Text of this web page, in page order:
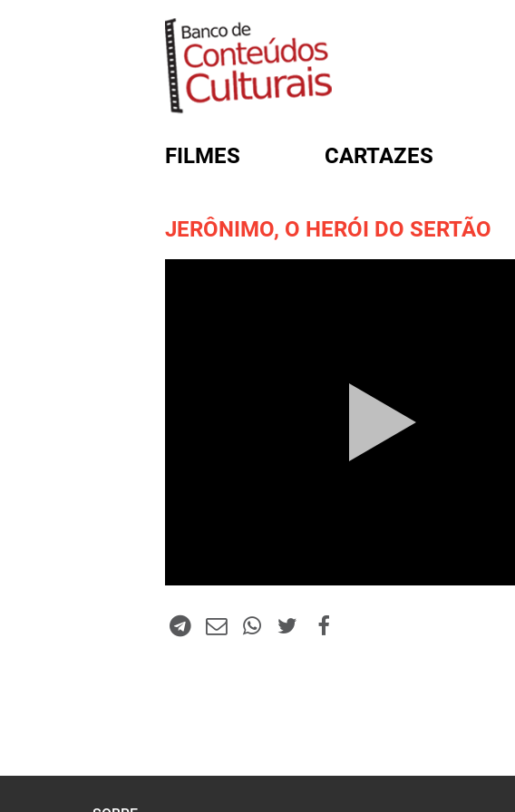
FILMES CARTAZES
JERÔNIMO, O HERÓI DO SERTÃO
FORMULÁRIO DE BUSCA